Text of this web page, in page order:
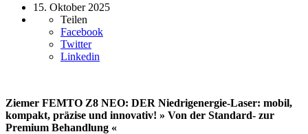
15. Oktober 2025
Teilen
Facebook
Twitter
Linkedin
Ziemer FEMTO Z8 NEO: DER Niedrigenergie-Laser: mobil,
kompakt, präzise und innovativ! » Von der Standard- zur
Premium Behandlung «